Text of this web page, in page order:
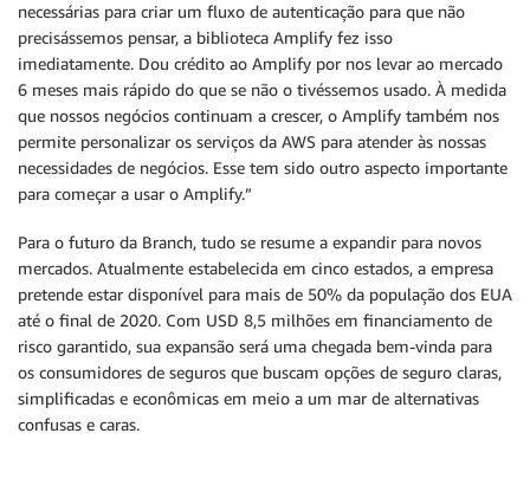
necessárias para criar um fluxo de autenticação para que não
precisássemos pensar, a biblioteca Amplify fez isso
imediatamente. Dou crédito ao Amplify por nos levar ao mercado
6 meses mais rápido do que se não o tivéssemos usado. À medida
que nossos negócios continuam a crescer, o Amplify também nos
permite personalizar os serviços da AWS para atender às nossas
necessidades de negócios. Esse tem sido outro aspecto importante
para começar a usar o Amplify.”
Para o futuro da Branch, tudo se resume a expandir para novos
mercados. Atualmente estabelecida em cinco estados, a empresa
pretende estar disponível para mais de 50% da população dos EUA
até o final de 2020. Com USD 8,5 milhões em financiamento de
risco garantido, sua expansão será uma chegada bem-vinda para
os consumidores de seguros que buscam opções de seguro claras,
simplificadas e econômicas em meio a um mar de alternativas
confusas e caras.